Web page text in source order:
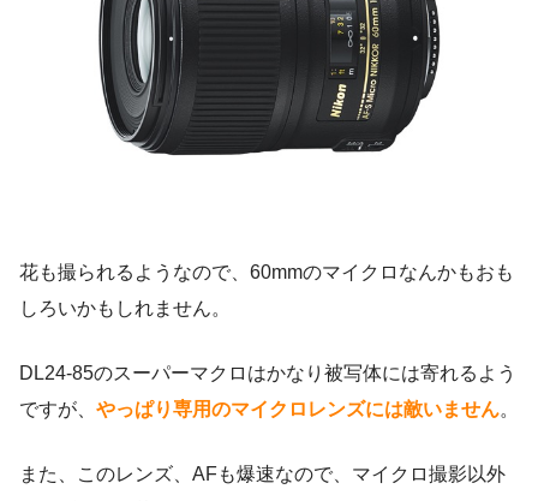
花も撮られるようなので、60mmのマイクロなんかもおも
しろいかもしれません。
DL24-85のスーパーマクロはかなり被写体には寄れるよう
ですが、 やっぱり専用のマイクロレンズには敵いません。
また、このレンズ、AFも爆速なので、マイクロ撮影以外